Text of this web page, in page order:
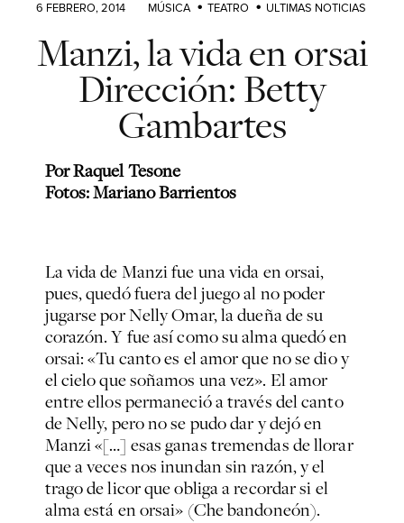
6 FEBRERO, 2014 MÚSICA TEATRO ULTIMAS NOTICIAS
Manzi, la vida en orsai
Dirección: Betty
Gambartes
Por Raquel Tesone
Fotos: Mariano Barrientos
La vida de Manzi fue una vida en orsai,
pues, quedó fuera del juego al no poder
jugarse por Nelly Omar, la dueña de su
corazón. Y fue así como su alma quedó en
orsai: «Tu canto es el amor que no se dio y
el cielo que soñamos una vez». El amor
entre ellos permaneció a través del canto
de Nelly, pero no se pudo dar y dejó en
Manzi«[…] esas ganas tremendas de llorar
que a veces nos inundan sin razón, y el
trago de licor que obliga a recordar si el
alma está en orsai» (Che bandoneón).